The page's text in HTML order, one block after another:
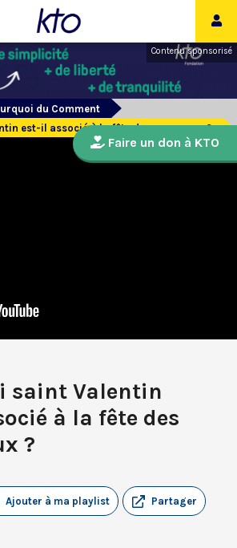
Contenu sponsorisé
du Comment
est-il associé à la fête des amoureux ?
saint Valentin
à la fête des
?
Partager
Ajouter à ma playlist
Faire un don à KTO